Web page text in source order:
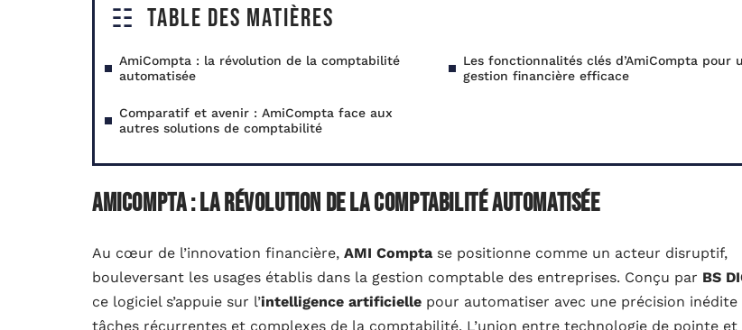
Table des matières
AmiCompta : la révolution de la comptabilité
automatisée
Les fonctionnalités clés d’AmiCompta pour
gestion financière efficace
Comparatif et avenir : AmiCompta face aux
autres solutions de comptabilité
AmiCompta : la révolution de la comptabilité automatisée
Au cœur de l’innovation financière, AMI Compta se positionne comme un acteur disruptif,
bouleversant les usages établis dans la gestion comptable des entreprises. Conçu par BS
ce logiciel s’appuie sur l’intelligence artificielle pour automatiser avec une précision inédite
tâches récurrentes et complexes de la comptabilité. L’union entre technologie de pointe et